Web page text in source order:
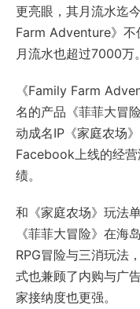
更亮眼，其月流水迄
Farm Adventure》不
月流水也超过7000万。
《Family Farm
名的产品《菲菲大冒
动成名IP《家庭农场
Facebook上线的经
绩。
和《家庭农场》玩法
《菲菲大冒险》在海
RPG冒险与三消玩法
式也兼顾了内购与广
家接纳度也更强。